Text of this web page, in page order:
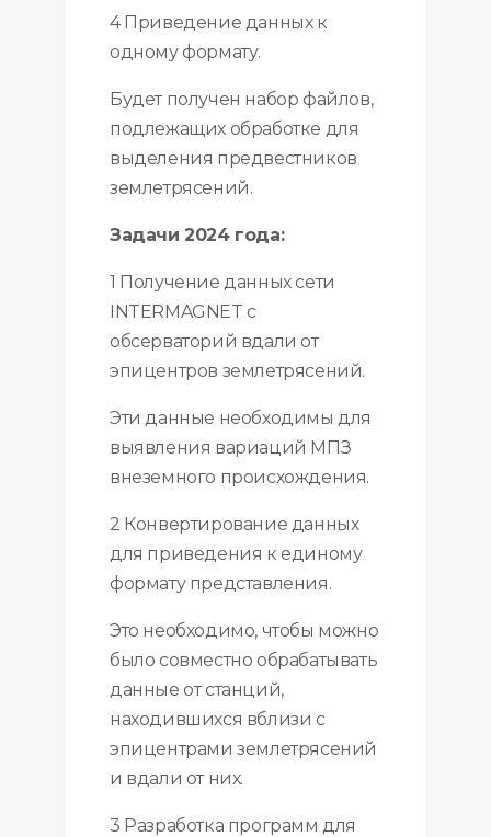
4 Приведение данных к
одному формату.
Будет получен набор файлов,
подлежащих обработке для
выделения предвестников
землетрясений.
Задачи 2024 года:
1 Получение данных сети
INTERMAGNET с
обсерваторий вдали от
эпицентров землетрясений.
Эти данные необходимы для
выявления вариаций МПЗ
внеземного происхождения.
2 Конвертирование данных
для приведения к единому
формату представления.
Это необходимо, чтобы можно
было совместно обрабатывать
данные от станций,
находившихся вблизи с
эпицентрами землетрясений
и вдали от них.
3 Разработка программ для